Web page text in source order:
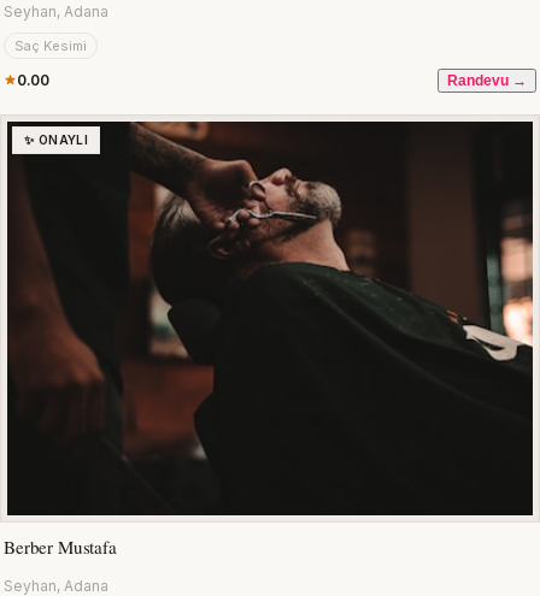
Seyhan, Adana
Saç Kesimi
0.00 Randevu →
✨ ONAYLI
Berber Mustafa
Seyhan, Adana